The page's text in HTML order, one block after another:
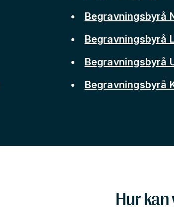
Begravningsbyrå
Begravningsbyrå
Begravningsbyrå
Begravningsbyrå
Hur kan